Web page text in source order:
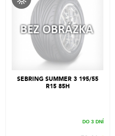
SEBRING SUMMER 3 195/55
R15 85H
DO 3 DNÍ